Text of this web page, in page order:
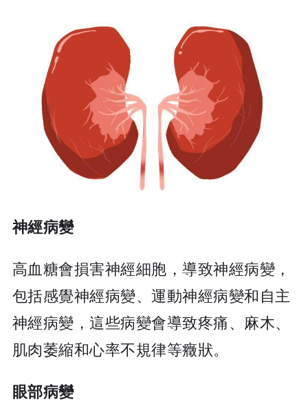
神經病變
高血糖會損害神經細胞，導致神經病變，
包括感覺神經病變、運動神經病變和自主
神經病變，這些病變會導致疼痛、麻木、
肌肉萎縮和心率不規律等癥狀。
眼部病變